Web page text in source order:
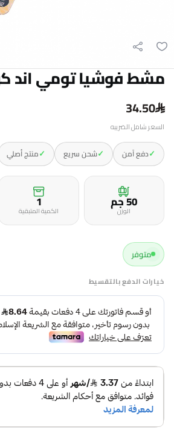
مشط فوشيا تومي اند
34.50
السعر شامل الضريبه
✓دفع آمن ✓شحن سريع ✓منتج أصلي
50 جمالوزن 1
الكمية المتبقية
متوفر
خيارات الدفع بالتقسيط